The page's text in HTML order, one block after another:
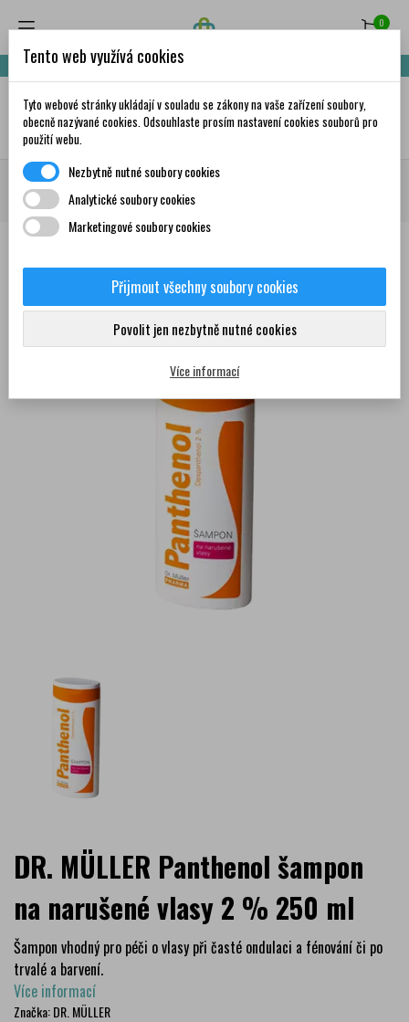
0
Nakupte za 999,- Kč a získáte dopravu zdarma!
✦AI
Domů Krása a péče Vlasová kosmetika
Panthenol šampon na narušené vlasy 2 % 250 ml
DR. MÜLLER Panthenol šampon
na narušené vlasy 2 % 250 ml
Šampon vhodný pro péči o vlasy při časté ondulaci a fénování či po
trvalé a barvení.
Více informací
Značka:DR. MÜLLER
Tento web využívá cookies
Tyto webové stránky ukládají v souladu se zákony na vaše zařízení soubory,
obecně nazývané cookies. Odsouhlaste prosím nastavení cookies souborů pro
použití webu.
Nezbytně nutné soubory cookies
Analytické soubory cookies
Marketingové soubory cookies
Přijmout všechny soubory cookies
Povolit jen nezbytně nutné cookies
Více informací